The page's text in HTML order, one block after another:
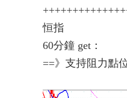
恒指
60分鐘 get：
==》支持阻力點